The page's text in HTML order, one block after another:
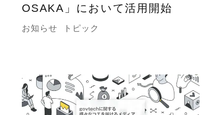
OSAKA」において活用開始
お知らせ トピック